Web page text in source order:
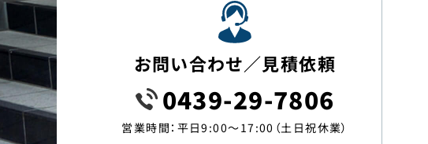
お問い合わせ／見積依頼
0439-29-7806
営業時間：平日9:00〜17:00（土日祝休業）